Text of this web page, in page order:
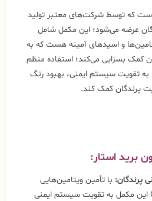
که توسط شرکت‌های معتبر تولید
عرضه می‌شود؛ این مکمل شامل
و اسیدهای آمینه هست که به
کمک بسزایی می‌کند؛ استفاده منظم
به تقویت سیستم ایمنی، بهبود رنگ
پرندگان کمک کند.
برید استار:
پرندگان: با تأمین ویتامین‌هایی
نظیر ویتامین E و C این مکمل به تقویت سیستم ایمنی